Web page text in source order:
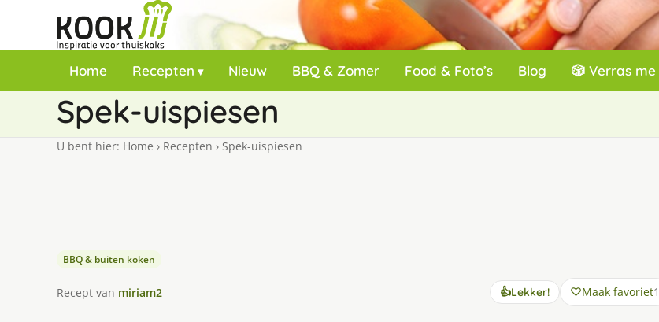
Home Recepten Nieuw BBQ & Zomer Food & Foto’s Blog 🎲 Verras me
Spek-ui­s­pie­sen
U bent hier: Home › Recepten › Spek-ui­s­pie­sen
BBQ & buiten koken
Recept van miriam2 👍Lekker! Maak favoriet1